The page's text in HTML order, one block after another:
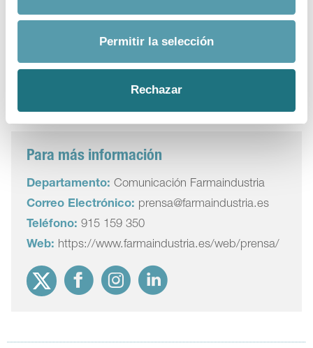
Permitir la selección
Rechazar
medidas específicas, adecuadas y eficaces. “Un
estado moderno, resolutivo y eficaz no puede
Deuda hospitalaria,Sanidad
Para más información
Departamento: Comunicación Farmaindustria
Correo Electrónico: prensa@farmaindustria.es
Teléfono: 915 159 350
Web: https://www.farmaindustria.es/web/prensa/